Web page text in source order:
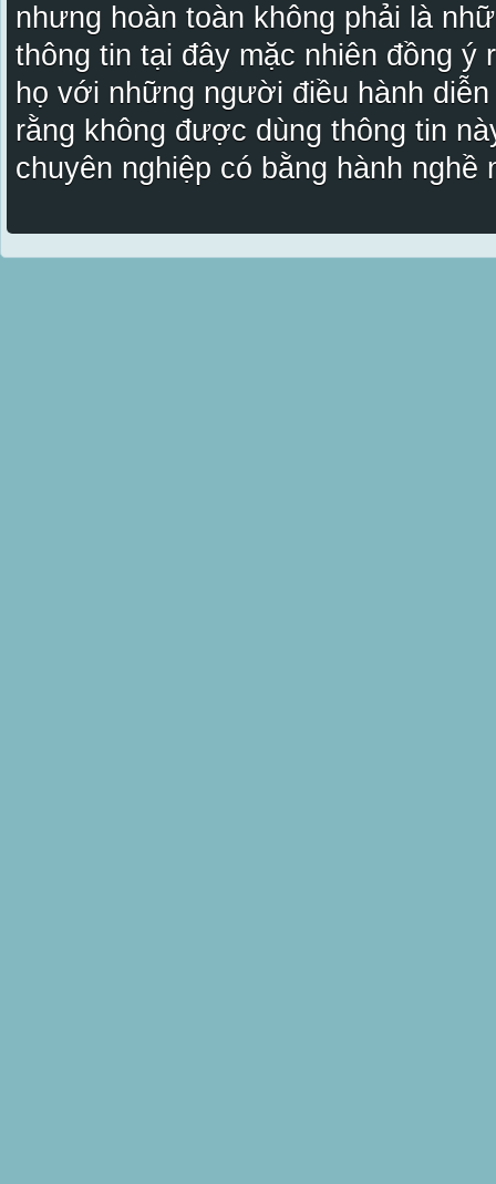
nhưng hoàn toàn không phải là
thông tin tại đây mặc nhiên đồng ý
họ với những người điều hành
rằng không được dùng thông tin
chuyên nghiệp có bằng hành